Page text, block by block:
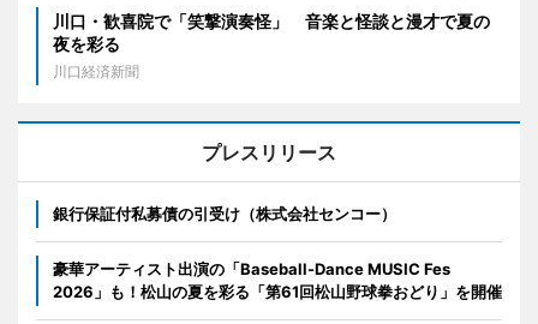
川口・歓喜院で「笑撃演奏怪」 音楽と怪談と漫才で夏の
夜を彩る
川口経済新聞
プレスリリース
銀行保証付私募債の引受け（株式会社センコー）
豪華アーティスト出演の「Baseball-Dance MUSIC Fes
2026」も！松山の夏を彩る「第61回松山野球拳おどり」を開催